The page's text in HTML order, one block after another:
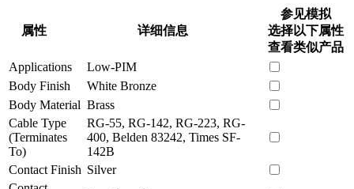
属性 详细信息
参见模拟
选择以下属性
查看类似产品
Applications
Low-PIM
Body Finish
White Bronze
Body Material Brass
Cable Type
(Terminates
To)
RG-55, RG-142, RG-223, RG-
400, Belden 83242, Times SF-
142B
Contact Finish Silver